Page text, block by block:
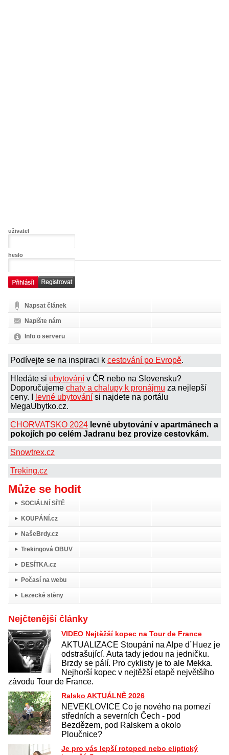
uživatel
heslo
Napsat článek
Napište nám
Info o serveru
Podívejte se na inspiraci k cestování po Evropě.
Hledáte si ubytování v ČR nebo na Slovensku?
Doporučujeme chaty a chalupy k pronájmu za nejlepší
ceny. I
levné ubytování si najdete na portálu
MegaUbytko.cz.
CHORVATSKO 2024 levné ubytování v apartmánech a
pokojích po celém Jadranu bez provize cestovkám.
Snowtrex.cz
Treking.cz
Může se hodit
SOCIÁLNÍ SÍTĚ
KOUPÁNÍ.cz
NašeBrdy.cz
Trekingová OBUV
DESÍTKA.cz
Počasí na webu
Lezecké stěny
Nejčtenější články
VIDEO Nejtěžší kopec na Tour de France
AKTUALIZACE Stoupání na Alpe d´Huez je
odstrašující. Auta tady jedou na jedničku.
Brzdy se pálí. Pro cyklisty je to ale Mekka.
Nejhorší kopec v nejtěžší etapě největšího
závodu Tour de France.
Ralsko AKTUÁLNĚ 2026
NEVEKLOVICE Co je nového na pomezí
středních a severních Čech - pod
Bezdězem, pod Ralskem a okolo
Ploučnice?
Je pro vás lepší rotoped nebo eliptický